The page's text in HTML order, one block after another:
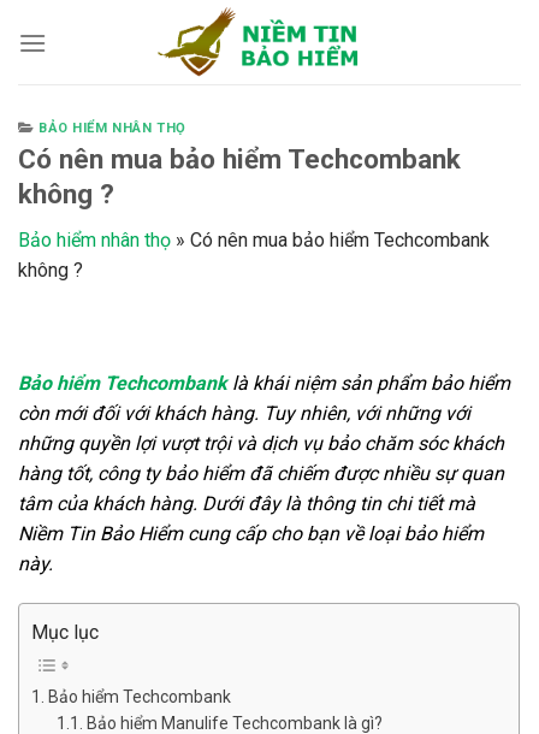
BẢO HIỂM NHÂN THỌ
Có nên mua bảo hiểm Techcombank
không ?
Bảo hiểm nhân thọ » Có nên mua bảo hiểm Techcombank
không ?
Bảo hiểm Techcombank là khái niệm sản phẩm bảo hiểm
còn mới đối với khách hàng. Tuy nhiên, với những với
những quyền lợi vượt trội và dịch vụ bảo chăm sóc khách
hàng tốt, công ty bảo hiểm đã chiếm được nhiều sự quan
tâm của khách hàng. Dưới đây là thông tin chi tiết mà
Niềm Tin Bảo Hiểmcung cấp cho bạn về loại bảo hiểm
này.
Mục lục
Bảo hiểm Techcombank
Bảo hiểm Manulife Techcombank là gì?